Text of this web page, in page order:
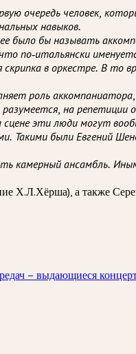
очередь человек,
навыков.
было бы называть
по-итальянски
в оркестре. В то
роль
на
эти люди могут
были Евгений
ансамбль.
Х.Л.Хёрша), а также
– выдающиеся